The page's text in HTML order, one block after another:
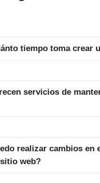
tiempo toma crear
servicios de
realizar cambios en
web?